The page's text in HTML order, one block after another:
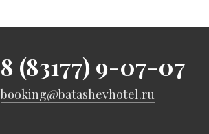
8 (83177) 9-07-07
booking@batashevhotel.ru